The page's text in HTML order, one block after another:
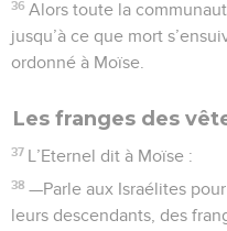
36 Alors toute la
jusqu’à ce que mort
ordonné à Moïse.
Les franges des
37 L’Eternel dit à Moïse :
38 —Parle aux Israélites
leurs descendants, des